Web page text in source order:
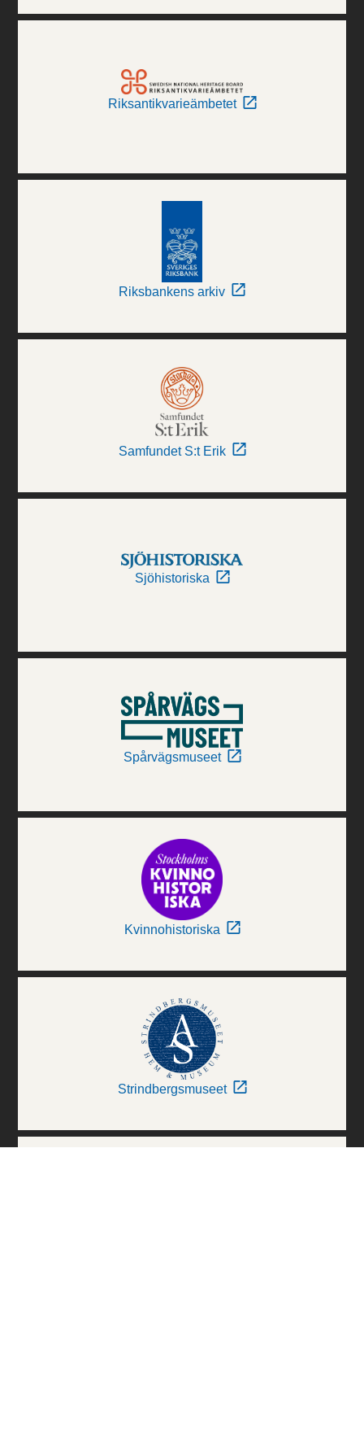
Riksantikvarieämbetet
Riksbankens arkiv
Samfundet S:t Erik
Sjöhistoriska
Spårvägsmuseet
Kvinnohistoriska
Strindbergsmuseet